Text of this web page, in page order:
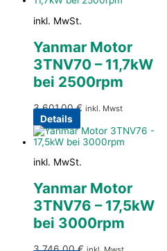
inkl. MwSt.
Yanmar Motor
3TNV70 – 11,7kW
bei 2500rpm
3.601,00€ inkl. Mwst
Details
inkl. MwSt.
Yanmar Motor
3TNV76 – 17,5kW
bei 3000rpm